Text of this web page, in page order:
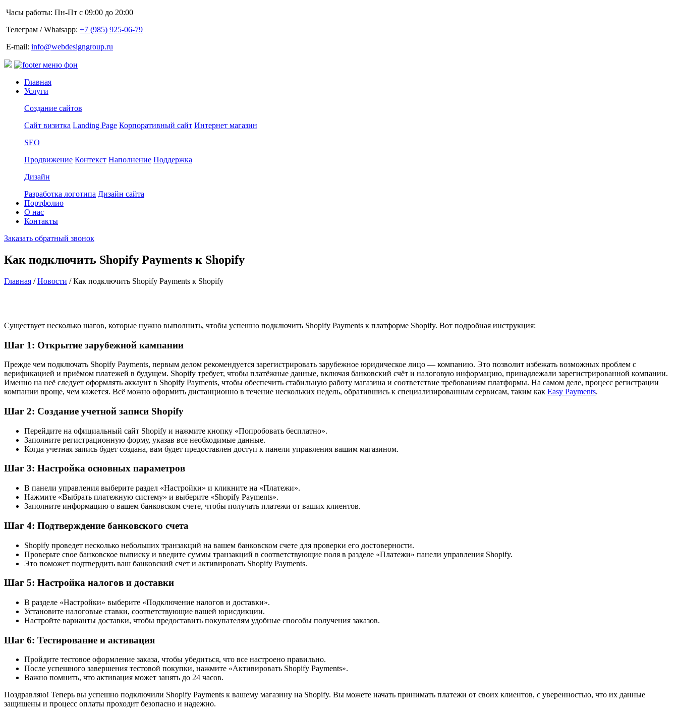
Часы работы: Пн-Пт с 09:00 до 20:00
Телеграм / Whatsapp: +7 (985) 925-06-79
E-mail: info@webdesigngroup.ru
Главная
Услуги
Создание сайтов
Сайт визитка Landing Page Корпоративный сайт Интернет магазин
SEO
Продвижение Контекст Наполнение Поддержка
Дизайн
Разработка логотипа Дизайн сайта
Портфолио
О нас
Контакты
Заказать обратный звонок
Как подключить Shopify Payments к Shopify
Главная /Новости /Как подключить Shopify Payments к Shopify
Существует несколько шагов, которые нужно выполнить, чтобы успешно подключить Shopify Payments к платформе Shopify. Вот подробная инструкция:
Шаг 1: Открытие зарубежной кампании
Прежде чем подключать Shopify Payments, первым делом рекомендуется зарегистрировать зарубежное юридическое лицо — компанию. Это позволит избежать возможных проблем с
верификацией и приёмом платежей в будущем. Shopify требует, чтобы платёжные данные, включая банковский счёт и налоговую информацию, принадлежали зарегистрированной компании.
Именно на неё следует оформлять аккаунт в Shopify Payments, чтобы обеспечить стабильную работу магазина и соответствие требованиям платформы. На самом деле, процесс регистрации
компании проще, чем кажется. Всё можно оформить дистанционно в течение нескольких недель, обратившись к специализированным сервисам, таким как Easy Payments.
Шаг 2: Создание учетной записи Shopify
Перейдите на официальный сайт Shopify и нажмите кнопку «Попробовать бесплатно».
Заполните регистрационную форму, указав все необходимые данные.
Когда учетная запись будет создана, вам будет предоставлен доступ к панели управления вашим магазином.
Шаг 3: Настройка основных параметров
В панели управления выберите раздел «Настройки» и кликните на «Платежи».
Нажмите «Выбрать платежную систему» и выберите «Shopify Payments».
Заполните информацию о вашем банковском счете, чтобы получать платежи от ваших клиентов.
Шаг 4: Подтверждение банковского счета
Shopify проведет несколько небольших транзакций на вашем банковском счете для проверки его достоверности.
Проверьте свое банковское выписку и введите суммы транзакций в соответствующие поля в разделе «Платежи» панели управления Shopify.
Это поможет подтвердить ваш банковский счет и активировать Shopify Payments.
Шаг 5: Настройка налогов и доставки
В разделе «Настройки» выберите «Подключение налогов и доставки».
Установите налоговые ставки, соответствующие вашей юрисдикции.
Настройте варианты доставки, чтобы предоставить покупателям удобные способы получения заказов.
Шаг 6: Тестирование и активация
Пройдите тестовое оформление заказа, чтобы убедиться, что все настроено правильно.
После успешного завершения тестовой покупки, нажмите «Активировать Shopify Payments».
Важно помнить, что активация может занять до 24 часов.
Поздравляю! Теперь вы успешно подключили Shopify Payments к вашему магазину на Shopify. Вы можете начать принимать платежи от своих клиентов, с уверенностью, что их данные
защищены и процесс оплаты проходит безопасно и надежно.